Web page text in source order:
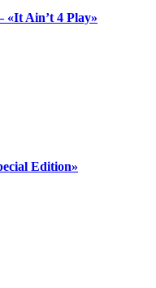
Ain’t 4 Play»
Edition»